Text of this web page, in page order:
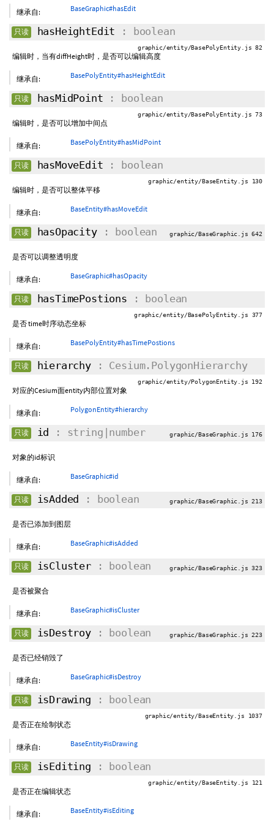
继承自: BaseGraphic#hasEdit
只读 hasHeightEdit : boolean
graphic/entity/BasePolyEntity.js 82
编辑时，当有diffHeight时，是否可以编辑高度
继承自: BasePolyEntity#hasHeightEdit
只读 hasMidPoint : boolean
graphic/entity/BasePolyEntity.js 73
编辑时，是否可以增加中间点
继承自: BasePolyEntity#hasMidPoint
只读 hasMoveEdit : boolean
graphic/entity/BaseEntity.js 130
编辑时，是否可以整体平移
继承自: BaseEntity#hasMoveEdit
只读 hasOpacity: boolean graphic/BaseGraphic.js 642
是否可以调整透明度
继承自: BaseGraphic#hasOpacity
只读 hasTimePostions : boolean
graphic/entity/BasePolyEntity.js 377
是否 time时序动态坐标
继承自: BasePolyEntity#hasTimePostions
只读 hierarchy : Cesium.PolygonHierarchy
graphic/entity/PolygonEntity.js 192
对应的Cesium面entity内部位置对象
继承自: PolygonEntity#hierarchy
只读 id : string|number graphic/BaseGraphic.js 176
对象的id标识
继承自: BaseGraphic#id
只读 isAdded : boolean graphic/BaseGraphic.js 213
是否已添加到图层
继承自: BaseGraphic#isAdded
只读 isCluster : boolean graphic/BaseGraphic.js 323
是否被聚合
继承自: BaseGraphic#isCluster
只读 isDestroy : boolean graphic/BaseGraphic.js 223
是否已经销毁了
继承自: BaseGraphic#isDestroy
只读 isDrawing : boolean
graphic/entity/BaseEntity.js 1037
是否正在绘制状态
继承自: BaseEntity#isDrawing
只读 isEditing : boolean
graphic/entity/BaseEntity.js 121
是否正在编辑状态
继承自: BaseEntity#isEditing